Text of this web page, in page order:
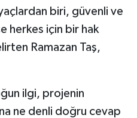
biri, güvenli ve
herkes için bir hak
Ramazan Taş,
ilgi, projenin
ne denli doğru cevap